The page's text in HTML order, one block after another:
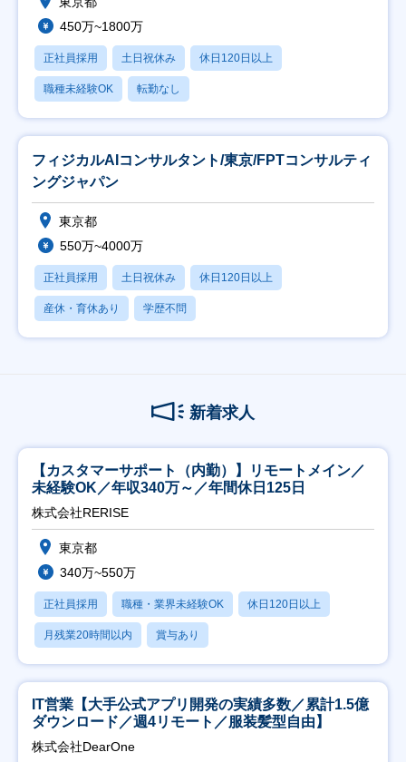
450万~1800万
正社員採用 土日祝休み 休日120日以上
職種未経験OK 転勤なし
フィジカルAIコンサルタント/東京/FPTコンサルティ
ングジャパン
東京都
550万~4000万
正社員採用 土日祝休み 休日120日以上
産休・育休あり 学歴不問
新着求人
【カスタマーサポート（内勤）】リモートメイン／
未経験OK／年収340万～／年間休日125日
株式会社RERISE
東京都
340万~550万
正社員採用 職種・業界未経験OK 休日120日以上
月残業20時間以内 賞与あり
IT営業【大手公式アプリ開発の実績多数／累計1.5億
ダウンロード／週4リモート／服装髪型自由】
株式会社DearOne